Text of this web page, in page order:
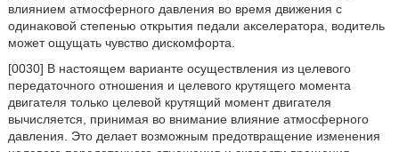
влиянием атмосферного давления во время движения с
одинаковой степенью открытия педали акселератора, водитель
может ощущать чувство дискомфорта.
[0030] В настоящем варианте осуществления из целевого
передаточного отношения и целевого крутящего момента
двигателя только целевой крутящий момент двигателя
вычисляется, принимая во внимание влияние атмосферного
давления. Это делает возможным предотвращение изменения